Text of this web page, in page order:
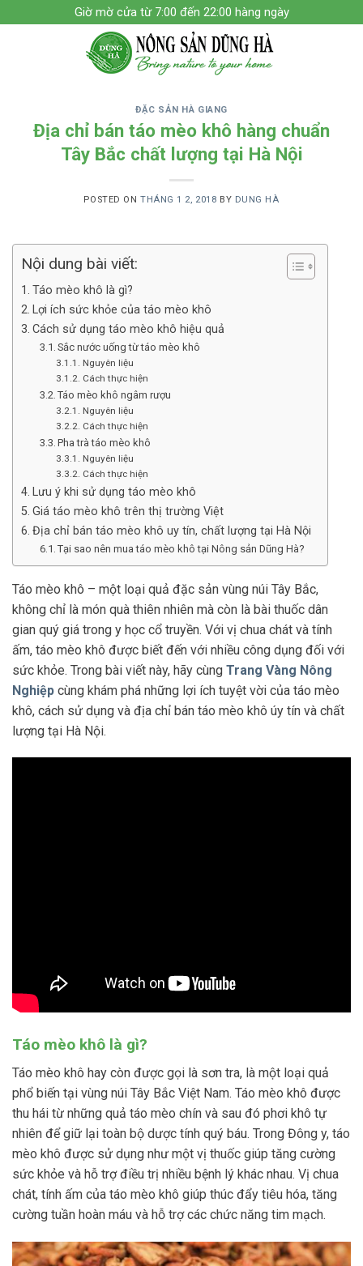
to
Giờ mờ cửa từ 7:00 đến 22:00 hàng ngày
ĐẶC SẢN HÀ GIANG
Địa chỉ bán táo mèo khô hàng chuẩn
Tây Bắc chất lượng tại Hà Nội
POSTED ONTHÁNG 1 2, 2018 BY DUNG HÀ
Nội dung bài viết:
Táo mèo khô là gì?
Lợi ích sức khỏe của táo mèo khô
Cách sử dụng táo mèo khô hiệu quả
Sắc nước uống từ táo mèo khô
Nguyên liệu
Cách thực hiện
Táo mèo khô ngâm rượu
Nguyên liệu
Cách thực hiện
Pha trà táo mèo khô
Nguyên liệu
Cách thực hiện
Lưu ý khi sử dụng táo mèo khô
Giá táo mèo khô trên thị trường Việt
Địa chỉ bán táo mèo khô uy tín, chất lượng tại Hà Nội
Tại sao nên mua táo mèo khô tại Nông sản Dũng Hà?
Táo mèo khô – một loại quả đặc sản vùng núi Tây Bắc,
không chỉ là món quà thiên nhiên mà còn là bài thuốc dân
gian quý giá trong y học cổ truyền. Với vị chua chát và tính
ấm, táo mèo khô được biết đến với nhiều công dụng đối với
sức khỏe. Trong bài viết này, hãy cùng Trang Vàng Nông
Nghiệp cùng khám phá những lợi ích tuyệt vời của táo mèo
khô, cách sử dụng và địa chỉ bán táo mèo khô úy tín và chất
lượng tại Hà Nội.
Táo mèo khô là gì?
Táo mèo khô hay còn được gọi là sơn tra, là một loại quả
phổ biến tại vùng núi Tây Bắc Việt Nam. Táo mèo khô được
thu hái từ những quả táo mèo chín và sau đó phơi khô tự
nhiên để giữ lại toàn bộ dược tính quý báu. Trong Đông y, táo
mèo khô được sử dụng như một vị thuốc giúp tăng cường
sức khỏe và hỗ trợ điều trị nhiều bệnh lý khác nhau. Vị chua
chát, tính ấm của táo mèo khô giúp thúc đẩy tiêu hóa, tăng
cường tuần hoàn máu và hỗ trợ các chức năng tim mạch.